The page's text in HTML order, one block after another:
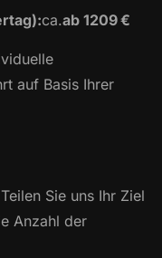
ca.ab 1209 €
auf Basis Ihrer
Sie uns Ihr Ziel
Anzahl der